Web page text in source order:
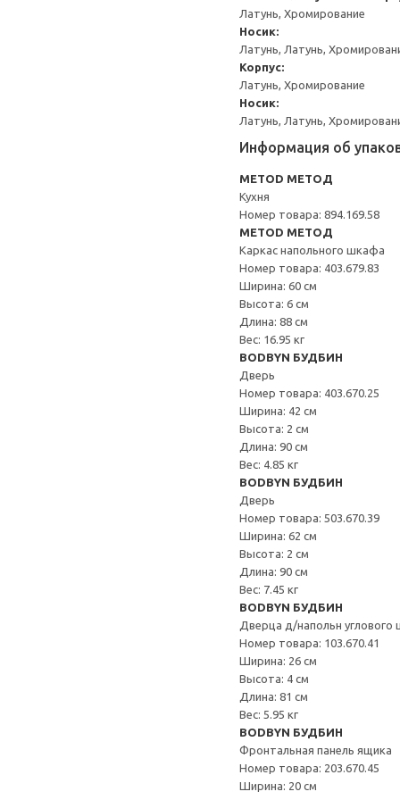
Латунь, Хромирование
Носик:
Латунь, Латунь,
Корпус:
Латунь, Хромирование
Носик:
Латунь, Латунь,
Информация об
METOD МЕТОД
Кухня
Номер товара: 894.169.58
METOD МЕТОД
Каркас напольного шкафа
Номер товара: 403.679.83
Ширина: 60 см
Высота: 6 см
Длина: 88 см
Вес: 16.95 кг
BODBYN БУДБИН
Дверь
Номер товара: 403.670.25
Ширина: 42 см
Высота: 2 см
Длина: 90 см
Вес: 4.85 кг
BODBYN БУДБИН
Дверь
Номер товара: 503.670.39
Ширина: 62 см
Высота: 2 см
Длина: 90 см
Вес: 7.45 кг
BODBYN БУДБИН
Дверца д/напольн углового
Номер товара: 103.670.41
Ширина: 26 см
Высота: 4 см
Длина: 81 см
Вес: 5.95 кг
BODBYN БУДБИН
Фронтальная панель ящика
Номер товара: 203.670.45
Ширина: 20 см